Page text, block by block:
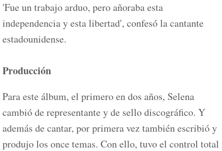
'Fue un trabajo arduo, pero añoraba esta
independencia y esta libertad', confesó la cantante
estadounidense.
Producción
Para este álbum, el primero en dos años, Selena
cambió de representante y de sello discográfico. Y
además de cantar, por primera vez también escribió y
produjo los once temas. Con ello, tuvo el control total